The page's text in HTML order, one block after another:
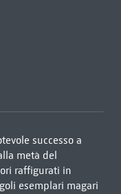
successo a
metà del
raffigurati in
esemplari magari